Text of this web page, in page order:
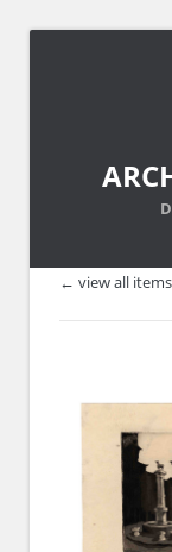
← view all items